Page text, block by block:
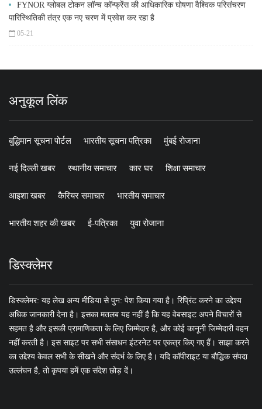
FYNOR ग्लोबल टोकन लॉन्च कॉन्फ्रेंस की आधिकारिक घोषणा वैश्विक परिसंचरण
पारिस्थितिकी तंत्र एक नए चरण में प्रवेश कर रहा है
05-21
अनुकूल लिंक
बुद्धिमान सूचना पोर्टल भारतीय सूचना पत्रिका मुंबई रोजाना
नई दिल्ली खबर स्थानीय समाचार कार घर शिक्षा समाचार
आइशा खबर कैरियर समाचार भारतीय समाचार
भारतीय शहर की खबर ई-पत्रिका युवा रोजाना
डिस्क्लेमर
डिस्क्लेमर: यह लेख अन्य मीडिया से पुन: पेश किया गया है। रिप्रिंट करने का उद्देश्य
अधिक जानकारी देना है। इसका मतलब यह नहीं है कि यह वेबसाइट अपने विचारों से
सहमत है और इसकी प्रामाणिकता के लिए जिम्मेदार है, और कोई कानूनी जिम्मेदारी वहन
नहीं करती है। इस साइट पर सभी संसाधन इंटरनेट पर एकत्र किए गए हैं। साझा करने
का उद्देश्य केवल सभी के सीखने और संदर्भ के लिए है। यदि कॉपीराइट या बौद्धिक संपदा
उल्लंघन है, तो कृपया हमें एक संदेश छोड़ दें।